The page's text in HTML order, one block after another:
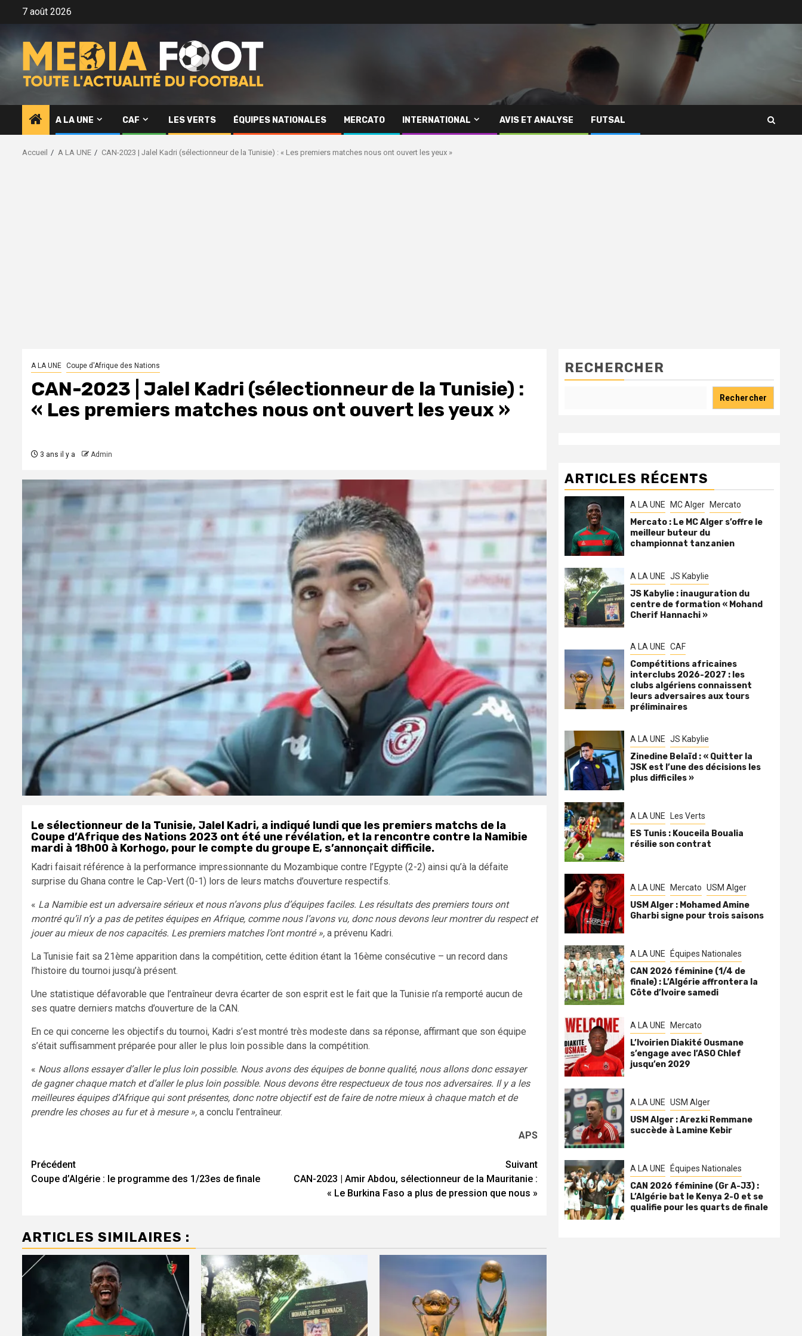
7 août 2026
A LA UNE CAF LES VERTS ÉQUIPES NATIONALES MERCATO INTERNATIONAL AVIS ET ANALYSE FUTSAL
Accueil A LA UNE CAN-2023 | Jalel Kadri (sélectionneur de la Tunisie) : « Les premiers matches nous ont ouvert les yeux »
A LA UNE Coupe d'Afrique des Nations
CAN-2023 | Jalel Kadri (sélectionneur de la Tunisie) :
« Les premiers matches nous ont ouvert les yeux »
3 ans il y a Admin
Le sélectionneur de la Tunisie, Jalel Kadri, a indiqué lundi que les premiers matchs de la
Coupe d’Afrique des Nations 2023 ont été une révélation, et la rencontre contre la Namibie
mardi à 18h00 à Korhogo, pour le compte du groupe E, s’annonçait difficile.
Kadri faisait référence à la performance impressionnante du Mozambique contre l’Egypte (2-2) ainsi qu’à la défaite
surprise du Ghana contre le Cap-Vert (0-1) lors de leurs matchs d’ouverture respectifs.
« La Namibie est un adversaire sérieux et nous n’avons plus d’équipes faciles. Les résultats des premiers tours ont
montré qu’il n’y a pas de petites équipes en Afrique, comme nous l’avons vu, donc nous devons leur montrer du respect et
jouer au mieux de nos capacités. Les premiers matches l’ont montré », a prévenu Kadri.
La Tunisie fait sa 21ème apparition dans la compétition, cette édition étant la 16ème consécutive – un record dans
l’histoire du tournoi jusqu’à présent.
Une statistique défavorable que l’entraîneur devra écarter de son esprit est le fait que la Tunisie n’a remporté aucun de
ses quatre derniers matchs d’ouverture de la CAN.
En ce qui concerne les objectifs du tournoi, Kadri s’est montré très modeste dans sa réponse, affirmant que son équipe
s’était suffisamment préparée pour aller le plus loin possible dans la compétition.
« Nous allons essayer d’aller le plus loin possible. Nous avons des équipes de bonne qualité, nous allons donc essayer
de gagner chaque match et d’aller le plus loin possible. Nous devons être respectueux de tous nos adversaires. Il y a les
meilleures équipes d’Afrique qui sont présentes, donc notre objectif est de faire de notre mieux à chaque match et de
prendre les choses au fur et à mesure », a conclu l’entraîneur.
APS
Navigation
d’article
Précédent
Coupe d’Algérie : le programme des 1/23es de finale
Suivant
CAN-2023 | Amir Abdou, sélectionneur de la Mauritanie :
« Le Burkina Faso a plus de pression que nous »
ARTICLES SIMILAIRES :
RECHERCHER
Rechercher
ARTICLES RÉCENTS
A LA UNE MC Alger Mercato
Mercato : Le MC Alger s’offre le
meilleur buteur du
championnat tanzanien
A LA UNE JS Kabylie
JS Kabylie : inauguration du
centre de formation « Mohand
Cherif Hannachi »
A LA UNE CAF
Compétitions africaines
interclubs 2026-2027 : les
clubs algériens connaissent
leurs adversaires aux tours
préliminaires
A LA UNE JS Kabylie
Zinedine Belaïd : « Quitter la
JSK est l’une des décisions les
plus difficiles »
A LA UNE Les Verts
ES Tunis : Kouceila Boualia
résilie son contrat
A LA UNE Mercato USM Alger
USM Alger : Mohamed Amine
Gharbi signe pour trois saisons
A LA UNE Équipes Nationales
CAN 2026 féminine (1/4 de
finale) : L’Algérie affrontera la
Côte d’Ivoire samedi
A LA UNE Mercato
L’Ivoirien Diakité Ousmane
s’engage avec l’ASO Chlef
jusqu’en 2029
A LA UNE USM Alger
USM Alger : Arezki Remmane
succède à Lamine Kebir
A LA UNE Équipes Nationales
CAN 2026 féminine (Gr A-J3) :
L’Algérie bat le Kenya 2-0 et se
qualifie pour les quarts de finale